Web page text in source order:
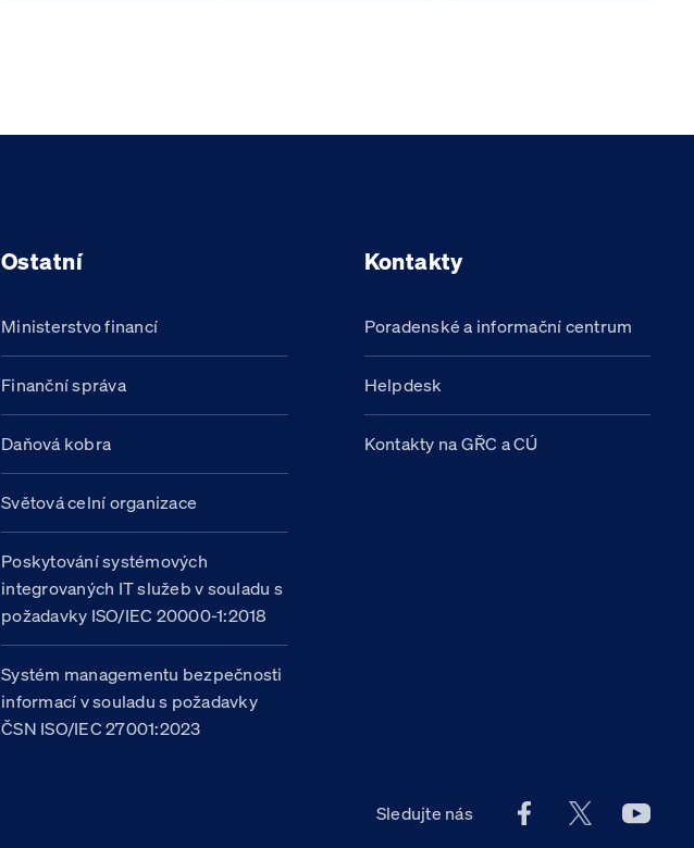
Ostatní
Ministerstvo financí
Finanční správa
Daňová kobra
Světová celní organizace
Poskytování systémových
integrovaných IT služeb v souladu s
požadavky ISO/IEC 20000-1:2018
Systém managementu bezpečnosti
informací v souladu s požadavky
ČSN ISO/IEC 27001:2023
Kontakty
Poradenské a informační centrum
Helpdesk
Kontakty na GŘC a CÚ
Sledujte nás Facebook účet
X účet